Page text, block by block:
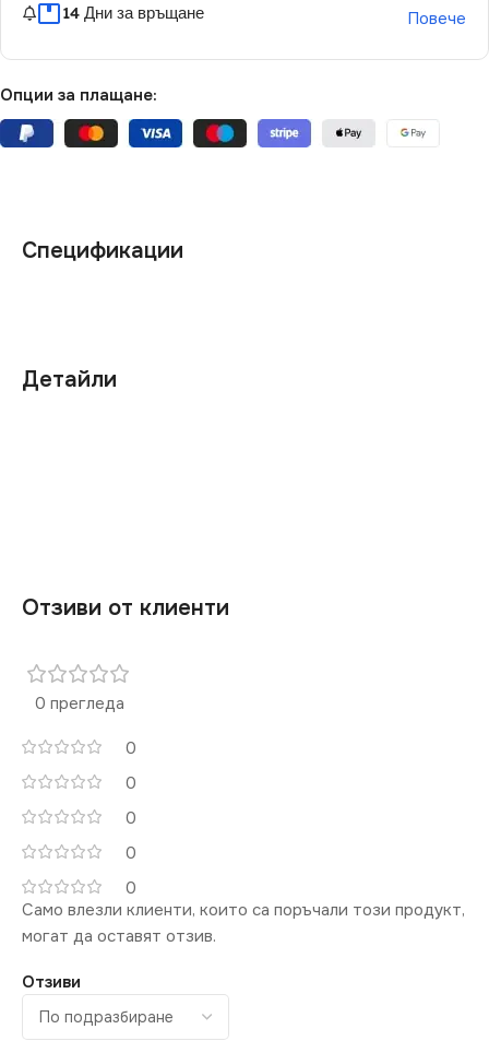
14 Дни за връщане Повече
Опции за плащане:
Детайли
Спецификации
Отзиви от клиенти
0 прегледа
0
0
0
0
0
Отзиви
Само влезли клиенти, които са поръчали този продукт,
могат да оставят отзив.